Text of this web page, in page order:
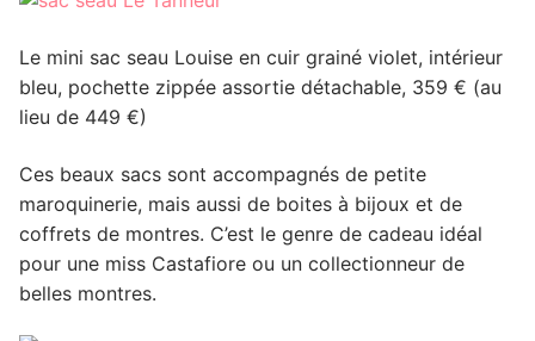
Le mini sac seau Louise en cuir grainé violet, intérieur
bleu, pochette zippée assortie détachable, 359 € (au
lieu de 449 €)
Ces beaux sacs sont accompagnés de petite
maroquinerie, mais aussi de boites à bijoux et de
coffrets de montres. C’est le genre de cadeau idéal
pour une miss Castafiore ou un collectionneur de
belles montres.